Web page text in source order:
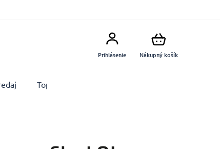
Nákupný košík
Prihlásenie
Top produkty